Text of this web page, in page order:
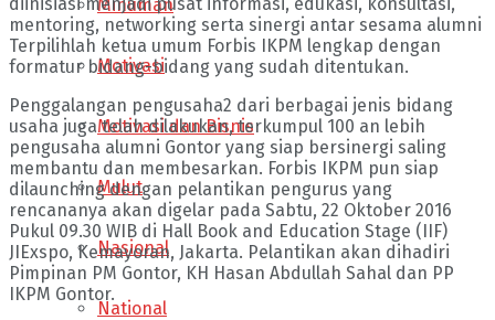
Minuman
Motivasi
Motivasi dan Bisnis
Mulut
Nasional
National
mentoring, networking serta sinergi antar sesama alumni
Terpilihlah ketua umum Forbis IKPM lengkap dengan
formatur bidang-bidang yang sudah ditentukan.
Penggalangan pengusaha2 dari berbagai jenis bidang
usaha juga telah dilakukan, terkumpul 100 an lebih
pengusaha alumni Gontor yang siap bersinergi saling
membantu dan membesarkan. Forbis IKPM pun siap
dilaunching dengan pelantikan pengurus yang
rencananya akan digelar pada Sabtu, 22 Oktober 2016
Pukul 09.30 WIB di Hall Book and Education Stage (IIF)
JIExspo, Kemayoran, Jakarta. Pelantikan akan dihadiri
Pimpinan PM Gontor, KH Hasan Abdullah Sahal dan PP
IKPM Gontor.